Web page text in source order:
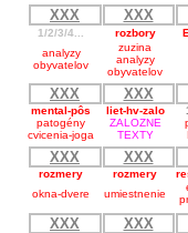
XXX XXX
1/2/3/4... rozbory
analyzy
obyvatelov
zuzina
analyzy
obyvatelov
XXX XXX
mental-pôs liet-hv-zalo
patogény
cvicenia-joga
ZALOZNE
TEXTY
XXX XXX
rozmery rozmery
okna-dvere
umiestnenie
XXX XXX